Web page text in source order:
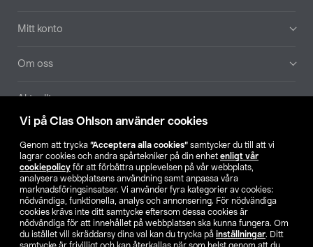
Vi på Clas Ohlson använder cookies
Genom att trycka ”Acceptera alla cookies” samtycker du till att vi
lagrar cookies och andra spårtekniker på din enhet enligt vår
cookiepolicy för att förbättra upplevelsen på vår webbplats,
analysera webbplatsens användning samt anpassa våra
marknadsföringsinsatser. Vi använder fyra kategorier av cookies:
nödvändiga, funktionella, analys och annonsering. För nödvändiga
cookies krävs inte ditt samtycke eftersom dessa cookies är
nödvändiga för att innehållet på webbplatsen ska kunna fungera. Om
du istället vill skräddarsy dina val kan du trycka på inställningar. Ditt
Mitt konto
Om oss
Aktuellt
Hitta butik
SE NO FI